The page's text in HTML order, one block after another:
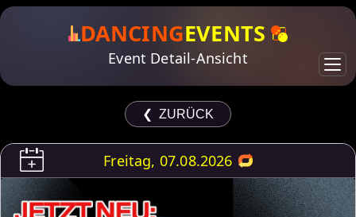
DANCINGEVENTS
Event Detail-Ansicht
❮ ZURÜCK
Freitag, 07.08.2026